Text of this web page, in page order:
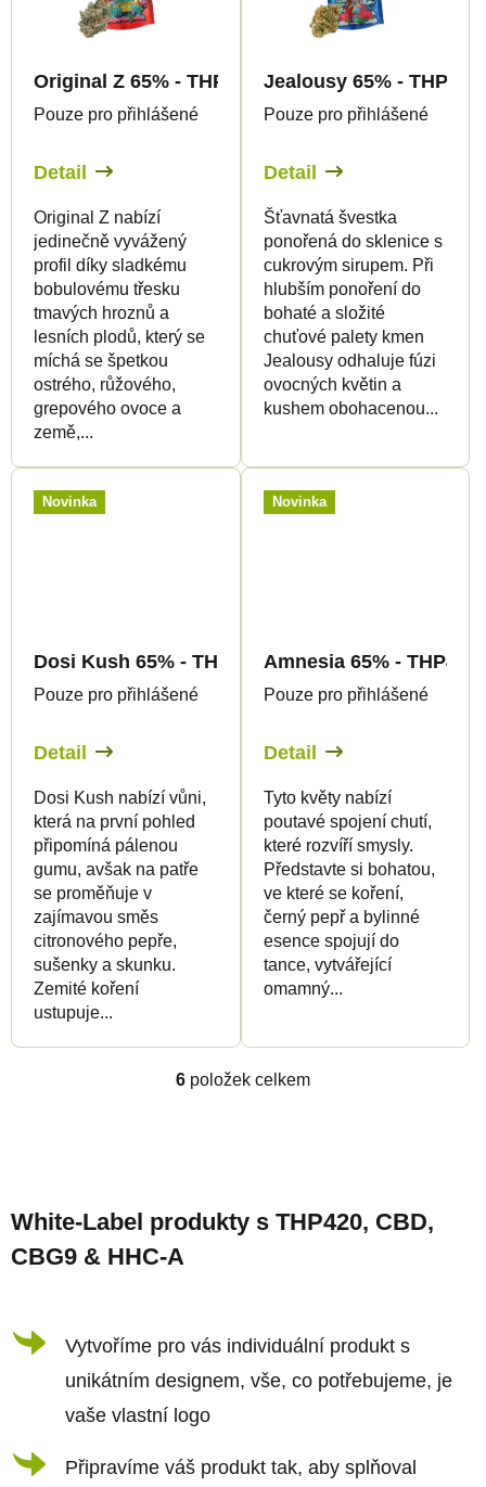
Original Z 65% - THP420 Květy - Canapuff
Pouze pro přihlášené
Detail
Original Z nabízí
jedinečně vyvážený
profil díky sladkému
bobulovému třesku
tmavých hroznů a
lesních plodů, který se
míchá se špetkou
ostrého, růžového,
grepového ovoce a
země,...
Jealousy 65% -
Pouze pro přihlášené
Detail
Šťavnatá švestka
ponořená do sklenice s
cukrovým sirupem. Při
hlubším ponoření do
bohaté a složité
chuťové palety kmen
Jealousy odhaluje fúzi
ovocných květin a
kushem obohacenou...
Novinka
Dosi Kush 65% - THP420 Květy - Canapuff
Pouze pro přihlášené
Detail
Dosi Kush nabízí vůni,
která na první pohled
připomíná pálenou
gumu, avšak na patře
se proměňuje v
zajímavou směs
citronového pepře,
sušenky a skunku.
Zemité koření
ustupuje...
Novinka
Amnesia 65% -
Pouze pro přihlášené
Detail
Tyto květy nabízí
poutavé spojení chutí,
které rozvíří smysly.
Představte si bohatou,
ve které se koření,
černý pepř a bylinné
esence spojují do
tance, vytvářející
omamný...
O
d
p
r
k
6 položek celkem
á
p
a
White-Label produkty s THP420, CBD,
CBG9 & HHC-A
Vytvoříme pro vás individuální produkt s
unikátním designem, vše, co potřebujeme, je
vaše vlastní logo
Připravíme váš produkt tak, aby splňoval